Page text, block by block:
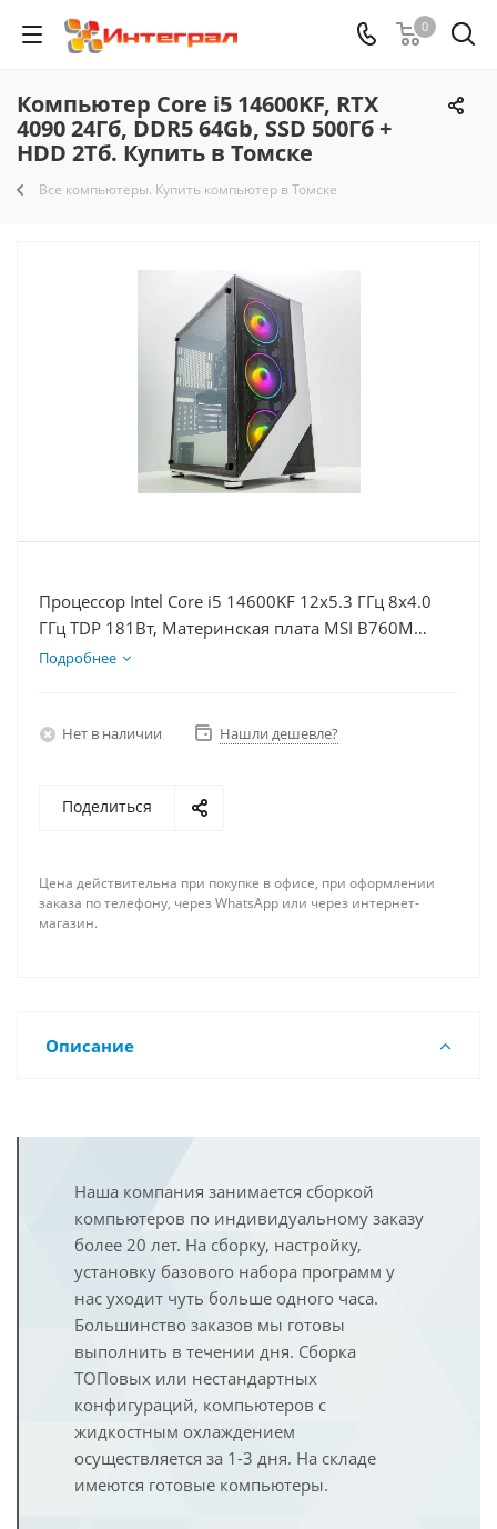
0
Компьютер Core i5 14600KF, RTX
4090 24Гб, DDR5 64Gb, SSD 500Гб +
HDD 2Тб. Купить в Томске
Все компьютеры. Купить компьютер в Томске
Процессор Intel Core i5 14600KF 12x5.3 ГГц 8x4.0
ГГц TDP 181Вт, Материнская плата MSI B760M
BOMBER WIFI D5, Видеокарта RTX 4090 24Гб,
Подробнее
Нет в наличии Нашли дешевле?
Поделиться
Цена действительна при покупке в офисе, при оформлении
заказа по телефону, через WhatsApp или через интернет-
магазин.
Описание
Наша компания занимается сборкой
компьютеров по индивидуальному заказу
более 20 лет. На сборку, настройку,
установку базового набора программ у
нас уходит чуть больше одного часа.
Большинство заказов мы готовы
выполнить в течении дня. Сборка
ТОПовых или нестандартных
конфигураций, компьютеров с
жидкостным охлаждением
осуществляется за 1-3 дня. На складе
имеются готовые компьютеры.